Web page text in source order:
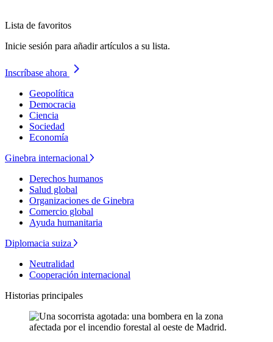
Lista de favoritos
Inicie sesión para añadir artículos a su lista.
Inscríbase ahora
Geopolítica
Democracia
Ciencia
Sociedad
Economía
Ginebra internacional
Derechos humanos
Salud global
Organizaciones de Ginebra
Comercio global
Ayuda humanitaria
Diplomacia suiza
Neutralidad
Cooperación internacional
Historias principales